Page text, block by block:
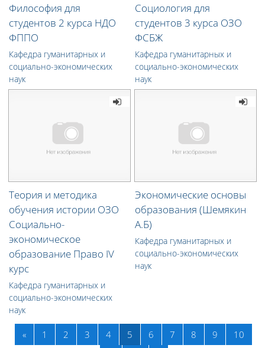
Философия для
студентов 2 курса НДО
ФППО
Кафедра гуманитарных и
социально-экономических
наук
Социология для
студентов 3 курса ОЗО
ФСБЖ
Кафедра гуманитарных и
социально-экономических
наук
Теория и методика
обучения истории ОЗО
Социально-
экономическое
образование Право IV
курс
Кафедра гуманитарных и
социально-экономических
наук
Экономические основы
образования (Шемякин
А.Б)
Кафедра гуманитарных и
социально-экономических
наук
«Назад1 2 3 4 5 (текущая)
6 7 8 9
10